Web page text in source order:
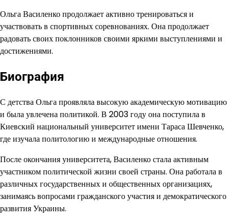
Ольга Василенко продолжает активно тренироваться и
участвовать в спортивных соревнованиях. Она продолжает
радовать своих поклонников своими яркими выступлениями и
достижениями.
Биография
С детства Ольга проявляла высокую академическую мотивацию
и была увлечена политикой. В 2003 году она поступила в
Киевский национальный университет имени Тараса Шевченко,
где изучала политологию и международные отношения.
После окончания университета, Василенко стала активным
участником политической жизни своей страны. Она работала в
различных государственных и общественных организациях,
занимаясь вопросами гражданского участия и демократического
развития Украины.